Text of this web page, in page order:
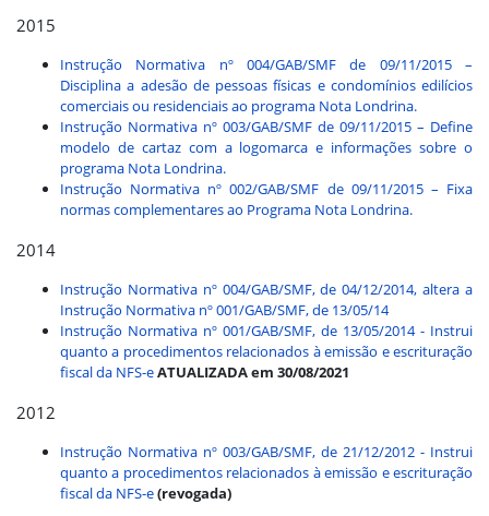
2015
Instrução Normativa nº 004/GAB/SMF de 09/11/2015 –
Disciplina a adesão de pessoas físicas e condomínios edilícios
comerciais ou residenciais ao programa Nota Londrina.
Instrução Normativa nº 003/GAB/SMF de 09/11/2015 – Define
modelo de cartaz com a logomarca e informações sobre o
programa Nota Londrina.
Instrução Normativa nº 002/GAB/SMF de 09/11/2015 – Fixa
normas complementares ao Programa Nota Londrina.
2014
Instrução Normativa nº 004/GAB/SMF, de 04/12/2014, altera a
Instrução Normativa nº 001/GAB/SMF, de 13/05/14
Instrução Normativa nº 001/GAB/SMF, de 13/05/2014 - Instrui
quanto a procedimentos relacionados à emissão e escrituração
fiscal da NFS-eATUALIZADA em 30/08/2021
2012
Instrução Normativa nº 003/GAB/SMF, de 21/12/2012 - Instrui
quanto a procedimentos relacionados à emissão e escrituração
fiscal da NFS-e(revogada)